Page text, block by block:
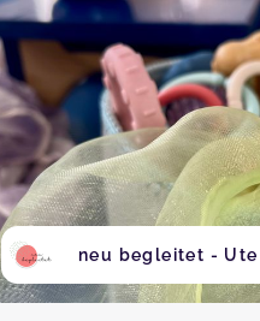
neu begleitet - Ute